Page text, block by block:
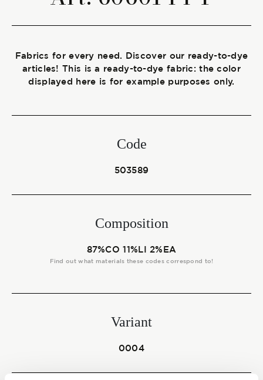
Fabrics for every need. Discover our ready-to-dye
articles! This is a ready-to-dye fabric: the color
displayed here is for example purposes only.
Code
503589
Composition
87%CO 11%LI 2%EA
Find out what materials these codes correspond to!
Variant
0004
SUSTAINABILITY
UpCycle
Certifications
Start together
NEWS
CONTACT US